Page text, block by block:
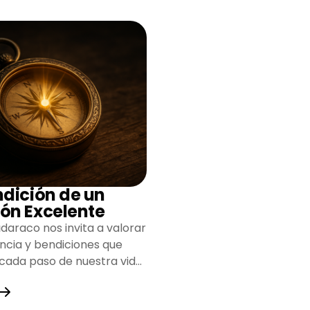
de un
Excelente
nos invita a valorar
y bendiciones que
paso de nuestra vida,